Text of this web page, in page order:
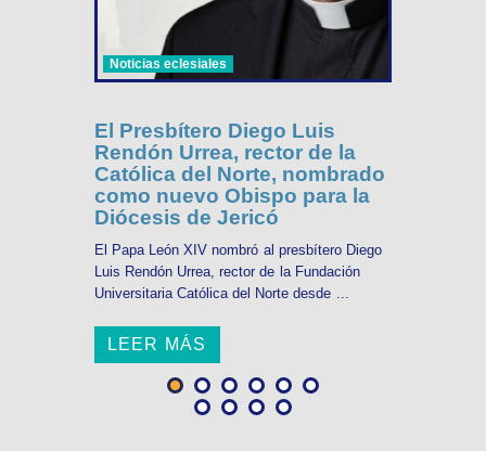
Noticias eclesiales
El Presbítero Diego Luis
Rendón Urrea, rector de la
Católica del Norte, nombrado
como nuevo Obispo para la
Diócesis de Jericó
El Papa León XIV nombró al presbítero Diego
Luis Rendón Urrea, rector de la Fundación
Universitaria Católica del Norte desde ...
LEER MÁS